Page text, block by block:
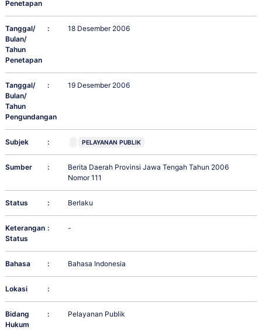
Penetapan
Tanggal/
Bulan/
Tahun
Penetapan
: 18 Desember 2006
Tanggal/
Bulan/
Tahun
Pengundangan
: 19 Desember 2006
Subjek : PELAYANAN PUBLIK
Sumber :
Berita Daerah Provinsi Jawa Tengah Tahun 2006
Nomor 111
Status : Berlaku
Keterangan
Status
: -
Bahasa : Bahasa Indonesia
Lokasi :
Bidang
Hukum
: Pelayanan Publik